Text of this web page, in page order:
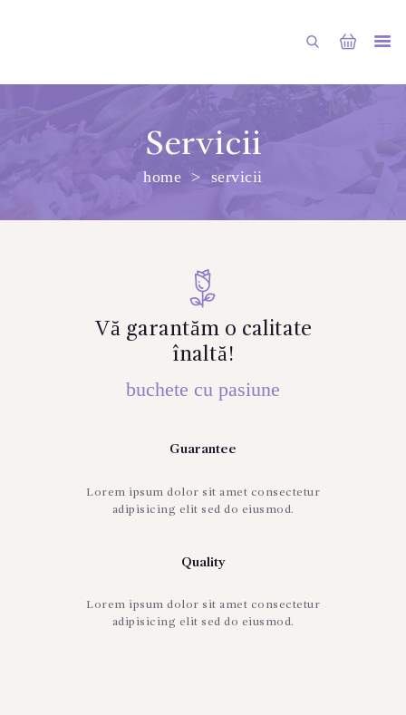
Servicii
home servicii
PRINCIPALA
DESPRE NOI
ARTICOLE
CONTACTE
Vă garantăm o calitate
înaltă!
buchete cu pasiune
Guarantee
Lorem ipsum dolor sit amet consectetur
adipisicing elit sed do eiusmod.
Quality
Lorem ipsum dolor sit amet consectetur
adipisicing elit sed do eiusmod.